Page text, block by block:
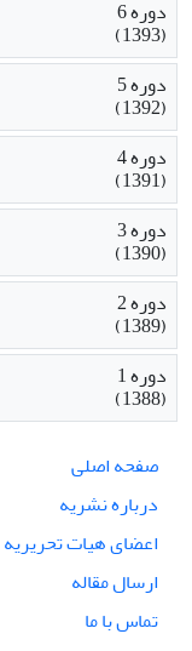
دوره 6
(1393)
دوره 5
(1392)
دوره 4
(1391)
دوره 3
(1390)
دوره 2
(1389)
دوره 1
(1388)
صفحه اصلی
درباره نشریه
اعضای هیات تحریریه
ارسال مقاله
تماس با ما